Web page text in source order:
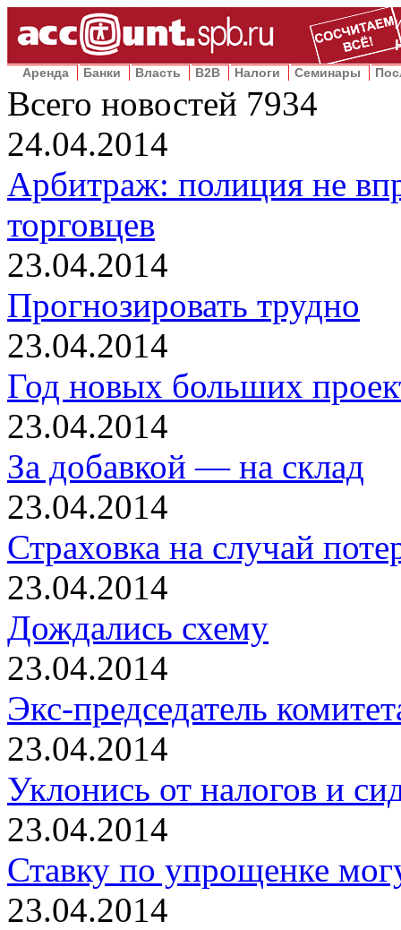
Аренда Банки Власть B2B Налоги Семинары
Всего новостей 7934
24.04.2014
Арбитраж: полиция не
торговцев
23.04.2014
Прогнозировать трудно
23.04.2014
Год новых больших
23.04.2014
За добавкой — на склад
23.04.2014
Страховка на случай
23.04.2014
Дождались схему
23.04.2014
Экс-председатель
23.04.2014
Уклонись от налогов и
23.04.2014
Ставку по упрощенке
23.04.2014